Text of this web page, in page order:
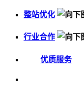
整站优化
行业合作
优质服务